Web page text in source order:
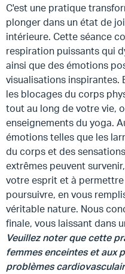
C'est une pratique
plonger dans un état de
intérieure. Cette séance
respiration puissants qui
ainsi que des émotions
visualisations inspirantes.
les blocages du corps
tout au long de votre vie,
enseignements du yoga.
émotions telles que les
du corps et des
extrêmes peuvent
votre esprit et à
poursuivre, en vous
véritable nature. Nous
finale, vous laissant dans
Veuillez noter que cette
femmes enceintes et aux
problèmes